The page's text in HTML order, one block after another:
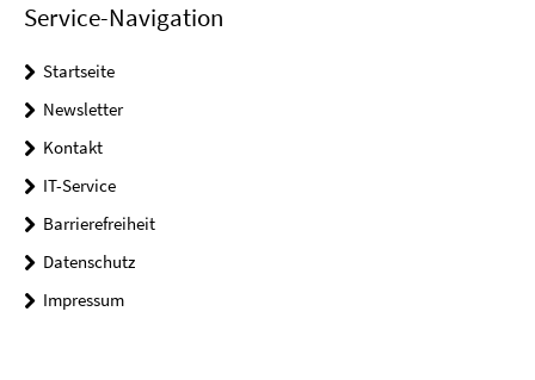
Service-Navigation
Startseite
Newsletter
Kontakt
IT-Service
Barrierefreiheit
Datenschutz
Impressum